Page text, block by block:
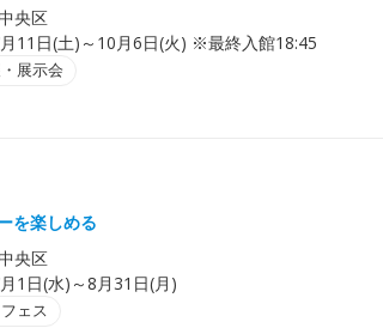
央区
11日(土)～10月6日(火) ※最終入館18:45
展示会
を楽しめる
央区
1日(水)～8月31日(月)
ェス